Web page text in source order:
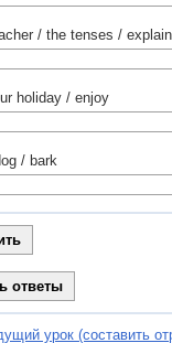
/ the tenses / explain
holiday / enjoy
/ bark
урок (составить